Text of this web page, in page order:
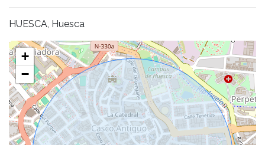
HUESCA, Huesca
+
−